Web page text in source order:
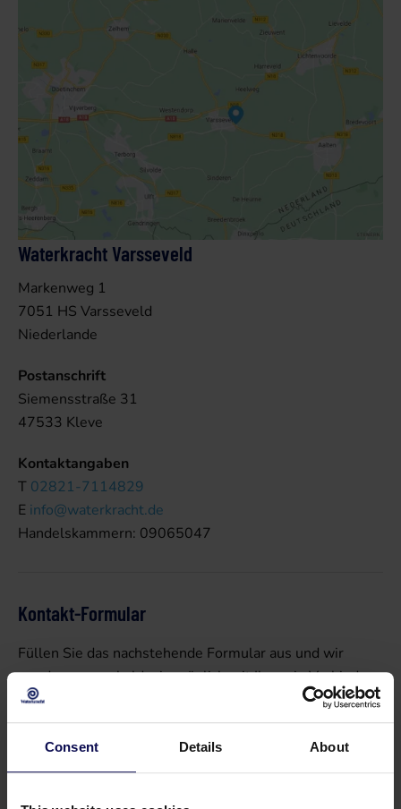
Consent Details About
Waterkracht Varsseveld
Markenweg 1
7051 HS Varsseveld
Niederlande
Postanschrift
Siemensstraße 31
47533 Kleve
Kontaktangaben
T 02821-7114829
E info@waterkracht.de
Handelskammern: 09065047
Kontakt-Formular
Füllen Sie das nachstehende Formular aus und wir
werden uns so bald wie möglich mit Ihnen in Verbindung
setzen.